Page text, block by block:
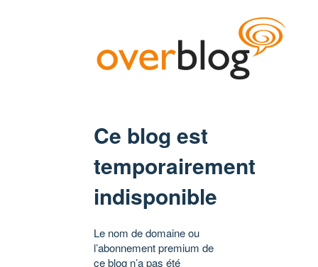
Ce blog est
temporairement
indisponible
Le nom de domaine ou
l’abonnement premium de
ce blog n’a pas été